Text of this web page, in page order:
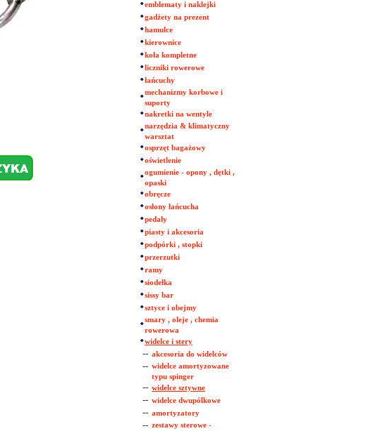
emblematy i naklejki
gadżety na prezent
hamulce
kierownice
koła kompletne
liczniki rowerowe
łańcuchy
mechanizmy korbowe i
suporty
nakretki na wentyle
narzędzia & klimatyczny
warsztat
osprzęt bagażowy
oświetlenie
ogumienie - opony , dętki ,
opaski
obręcze
osłony łańcucha
pedały
piasty i akcesoria
podpórki , stopki
przerzutki
ramy
siodełka
sissy bar
sztyce i obejmy
smary , oleje , chemia
rowerowa
widelce i stery
-- akcesoria do widelców
-- widelce amortyzowane
typu spinger
-- widelce sztywne
-- widelce dwupólkowe
-- amortyzatory
-- zestawy sterowe -